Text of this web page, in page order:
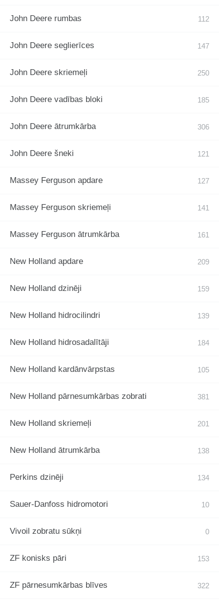
John Deere rumbas
John Deere seglierīces
John Deere skriemeļi
John Deere vadības bloki
John Deere ātrumkārba
John Deere šneki
Massey Ferguson apdare
Massey Ferguson skriemeļi
Massey Ferguson ātrumkārba
New Holland apdare
New Holland dzinēji
New Holland hidrocilindri
New Holland hidrosadalītāji
New Holland kardānvārpstas
New Holland pārnesumkārbas zobrati
New Holland skriemeļi
New Holland ātrumkārba
Perkins dzinēji
Sauer-Danfoss hidromotori
Vivoil zobratu sūkņi
ZF konisks pāri
ZF pārnesumkārbas blīves